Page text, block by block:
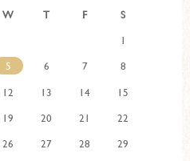
W T F
S
1
5 6 7
8
12 13 14
15
19 20 21
22
26 27 28
29